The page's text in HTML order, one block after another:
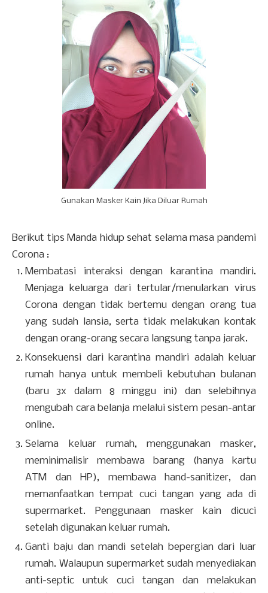
Gunakan Masker Kain Jika Diluar Rumah
Berikut tips Manda hidup sehat selama masa pandemi
Corona :
Membatasi interaksi dengan karantina mandiri.
Menjaga keluarga dari tertular/menularkan virus
Corona dengan tidak bertemu dengan orang tua
yang sudah lansia, serta tidak melakukan kontak
dengan orang-orang secara langsung tanpa jarak.
Konsekuensi dari karantina mandiri adalah keluar
rumah hanya untuk membeli kebutuhan bulanan
(baru 3x dalam 8 minggu ini) dan selebihnya
mengubah cara belanja melalui sistem pesan-antar
online.
Selama keluar rumah, menggunakan masker,
meminimalisir membawa barang (hanya kartu
ATM dan HP), membawa hand-sanitizer, dan
memanfaatkan tempat cuci tangan yang ada di
supermarket. Penggunaan masker kain dicuci
setelah digunakan keluar rumah.
Ganti baju dan mandi setelah bepergian dari luar
rumah. Walaupun supermarket sudah menyediakan
anti-septic untuk cuci tangan dan melakukan